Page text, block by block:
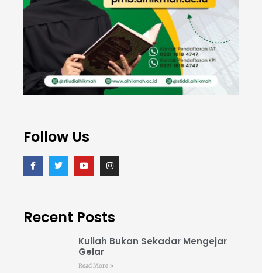
Follow Us
Recent Posts
Kuliah Bukan Sekadar Mengejar
Gelar
Read More »